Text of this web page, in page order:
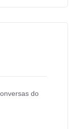
do